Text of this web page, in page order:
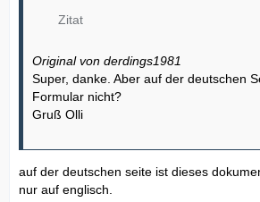
Zitat
Original von derdings1981
Super, danke. Aber auf der deutschen
Formular nicht?
Gruß Olli
auf der deutschen seite ist dieses
nur auf englisch.